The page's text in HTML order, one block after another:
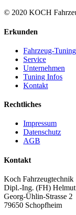
© 2020 KOCH
Erkunden
Fahrzeug-Tuning
Service
Unternehmen
Tuning Infos
Kontakt
Rechtliches
Impressum
Datenschutz
AGB
Kontakt
Koch Fahrzeugtechnik
Dipl.-Ing. (FH)
Georg-Ühlin-Strasse 2
79650 Schopfheim